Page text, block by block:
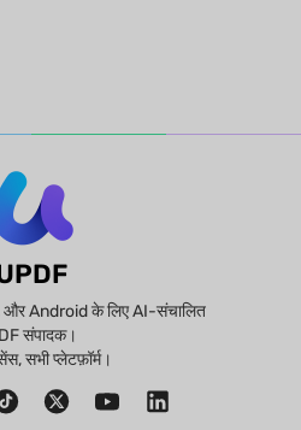
Android के लिए AI-संचालित
संपादक।
सभी प्लेटफ़ॉर्म।